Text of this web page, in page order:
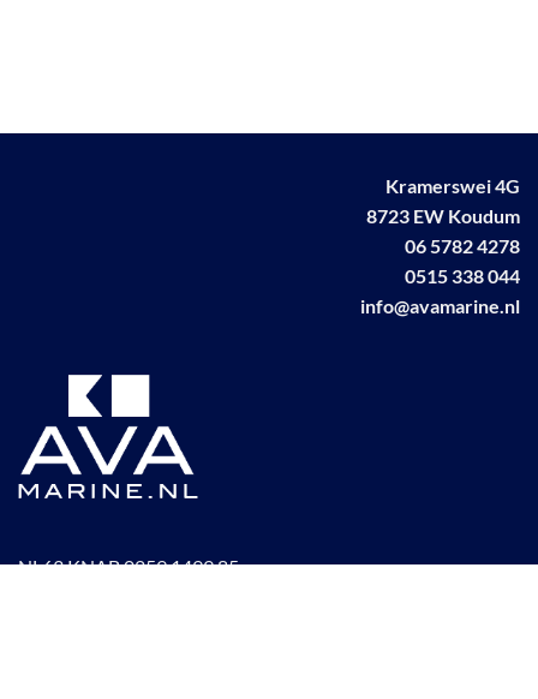
Kramerswei 4G
8723 EW Koudum
06 5782 4278
0515 338 044
info@avamarine.nl
NL63 KNAB 0259 1499 85